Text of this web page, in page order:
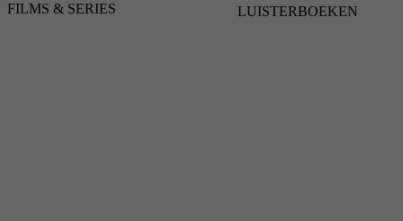
FILMS & SERIES LUISTERBOEKEN